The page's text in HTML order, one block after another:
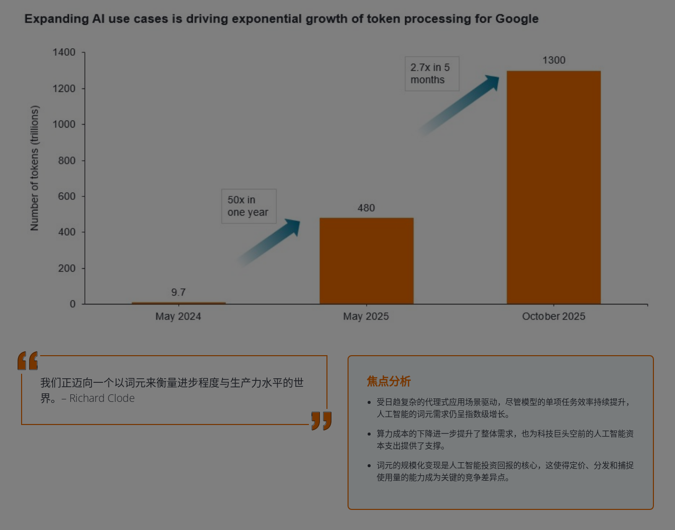
我们正迈向一个以词元来衡量进步程度与生产力水平的世
界。– Richard Clode
焦点分析
受日趋复杂的代理式应用场景驱动，尽管模型的单项任务效率持续提升，
人工智能的词元需求仍呈指数级增长。
算力成本的下降进一步提升了整体需求，也为科技巨头空前的人工智能资
本支出提供了支撑。
词元的规模化变现是人工智能投资回报的核心，这使得定价、分发和捕捉
使用量的能力成为关键的竞争差异点。